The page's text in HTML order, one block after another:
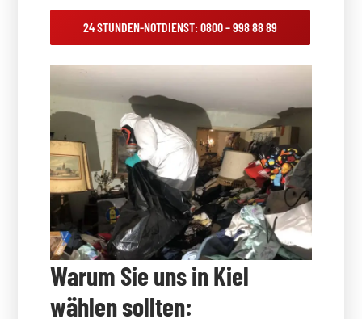
24 STUNDEN-NOTDIENST: 0800 – 998 88 89
Warum Sie uns in Kiel
wählen sollten: